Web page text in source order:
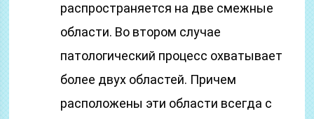
распространяется на две смежные
области. Во втором случае
патологический процесс охватывает
более двух областей. Причем
расположены эти области всегда с